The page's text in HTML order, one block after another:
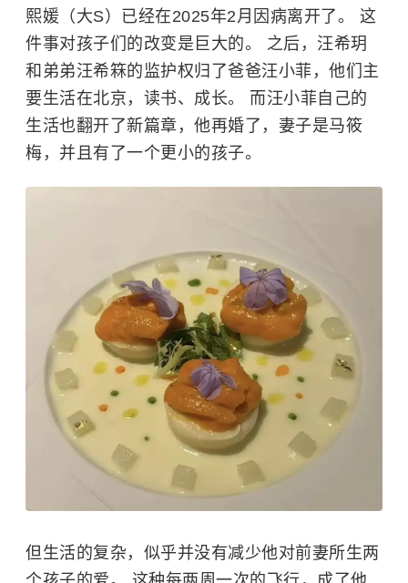
熙媛（大S）已经在2025年2月因病离开了。 这
件事对孩子们的改变是巨大的。 之后，汪希玥
和弟弟汪希箖的监护权归了爸爸汪小菲，他们主
要生活在北京，读书、成长。 而汪小菲自己的
生活也翻开了新篇章，他再婚了，妻子是马筱
梅，并且有了一个更小的孩子。
但生活的复杂，似乎并没有减少他对前妻所生两